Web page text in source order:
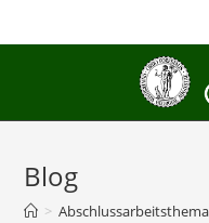
Inhalt
Blog
> Abschlussarbeitsthema